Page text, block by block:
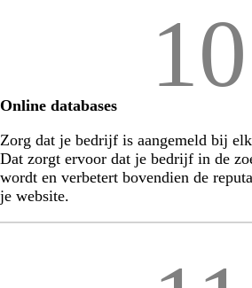
10
Online databases
Zorg dat je bedrijf is aangemeld bij
Dat zorgt ervoor dat je bedrijf in de
wordt en verbetert bovendien de
je website.